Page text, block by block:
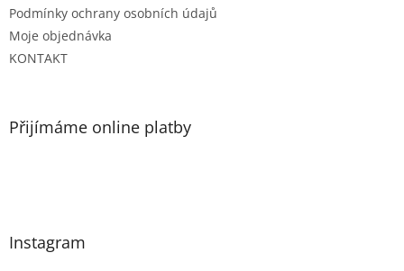
Podmínky ochrany osobních údajů
Moje objednávka
KONTAKT
Přijímáme online platby
Instagram